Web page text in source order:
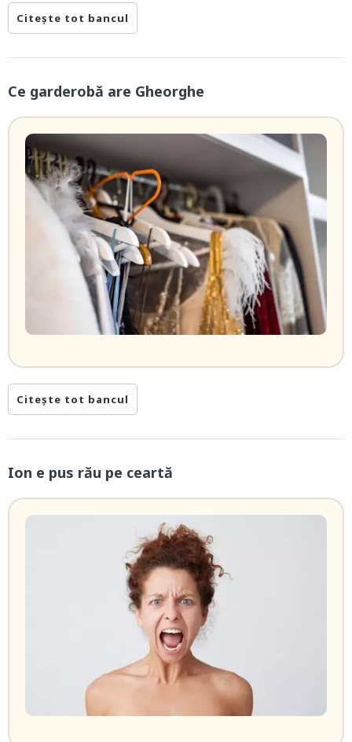
Citește tot bancul
Ce garderobă are Gheorghe
Citește tot bancul
Ion e pus rău pe ceartă